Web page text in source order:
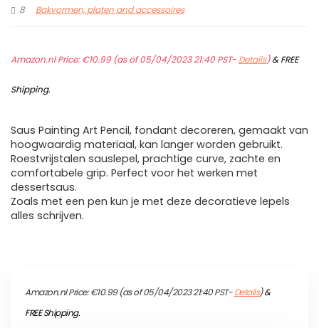
8
Bakvormen, platen and accessoires
Amazon.nl Price:€10.99(as of 05/04/2023 21:40 PST- Details)&FREE
Shipping.
Saus Painting Art Pencil, fondant decoreren, gemaakt van
hoogwaardig materiaal, kan langer worden gebruikt.
Roestvrijstalen sauslepel, prachtige curve, zachte en
comfortabele grip. Perfect voor het werken met
dessertsaus.
Zoals met een pen kun je met deze decoratieve lepels
alles schrijven.
Amazon.nl Price:€10.99(as of 05/04/2023 21:40 PST-Details)&
FREE Shipping.